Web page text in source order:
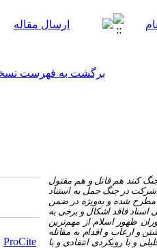
برگشت به فهرست
کنند هم قاتل و هم مقتول
در جنگ جمل به استناد
مطرح شده و به‌ویژه در ضمن
فاقد اشکال و برخی به
ظهور اسلام از مهم‌ترین
و ارعاب و اقدام به مقاتله
و با رویکردی انتقادی و با
ProCite